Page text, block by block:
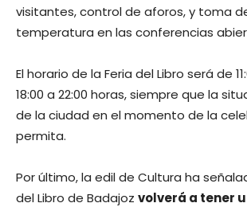
visitantes, control de aforos, y toma
temperatura en las conferencias
El horario de la Feria del Libro será de
18:00 a 22:00 horas, siempre que la
de la ciudad en el momento de la
permita.
Por último, la edil de Cultura ha
del Libro de Badajoz volverá a tener